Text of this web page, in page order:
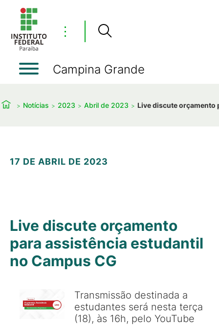
⋮
Campina Grande
Notícias 2023 Abril de 2023 Live discute orçamento
17 DE ABRIL DE 2023
Live discute orçamento
para assistência estudantil
no Campus CG
Transmissão destinada a
estudantes será nesta terça
(18), às 16h, pelo YouTube